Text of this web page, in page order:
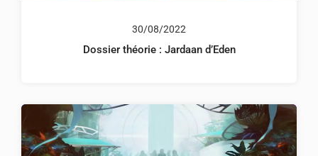
30/08/2022
Dossier théorie : Jardaan d’Eden